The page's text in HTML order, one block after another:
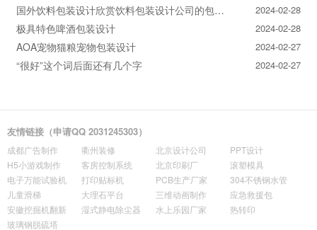
2024-02-28
国外饮料包装设计欣赏饮料包装设计公司的包装设计
2024-02-28
极具特色啤酒包装设计
2024-02-27
AOA宠物猫粮宠物包装设计
2024-02-27
“很好”这个词后面还有几个字
友情链接（申请QQ 2031245303）
成都广告制作 衢州装修 北京设计公司
PPT设计
H5小游戏制作
客房控制系统 北京印刷厂
滚塑模具
电子万能试验机
打印贴标机 PCB生产厂家
304不锈钢水管
儿童滑梯
大理石平台 三维动画制作
应急救援包
安徽挖掘机翻新
湿式静电除尘器 水上乐园厂家
热转印
玻璃钢脱硫塔